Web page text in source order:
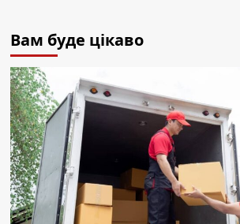
Вам буде цікаво